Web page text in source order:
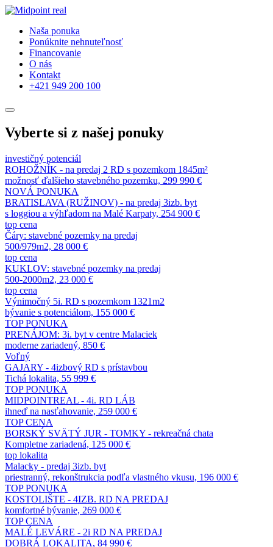
Naša ponuka
Ponúknite nehnuteľnosť
Financovanie
O nás
Kontakt
+421 949 200 100
Vyberte si z našej ponuky
investičný potenciál
ROHOŽNÍK - na predaj 2 RD s pozemkom 1845m²
možnosť ďalšieho stavebného pozemku, 299 990 €
NOVÁ PONUKA
BRATISLAVA (RUŽINOV) - na predaj 3izb. byt
s loggiou a výhľadom na Malé Karpaty, 254 900 €
top cena
Čáry: stavebné pozemky na predaj
500/979m2, 28 000 €
top cena
KUKLOV: stavebné pozemky na predaj
500-2000m2, 23 000 €
top cena
Výnimočný 5i. RD s pozemkom 1321m2
bývanie s potenciálom, 155 000 €
TOP PONUKA
PRENÁJOM: 3i. byt v centre Malaciek
moderne zariadený, 850 €
Voľný
GAJARY - 4izbový RD s prístavbou
Tichá lokalita, 55 999 €
TOP PONUKA
MIDPOINTREAL - 4i. RD LÁB
ihneď na nasťahovanie, 259 000 €
TOP CENA
BORSKÝ SVÄTÝ JUR - TOMKY - rekreačná chata
Kompletne zariadená, 125 000 €
top lokalita
Malacky - predaj 3izb. byt
priestranný, rekonštrukcia podľa vlastného vkusu, 196 000 €
TOP PONUKA
KOSTOLIŠTE - 4IZB. RD NA PREDAJ
komfortné bývanie, 269 000 €
TOP CENA
MALÉ LEVÁRE - 2i RD NA PREDAJ
DOBRÁ LOKALITA, 84 990 €